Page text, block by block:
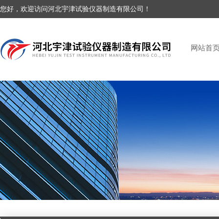
您好，欢迎访问河北宇津试验仪器制造有限公司！
网站首